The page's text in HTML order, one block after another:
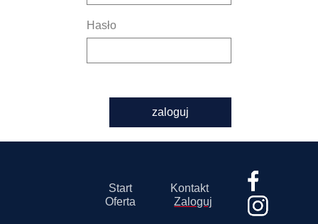
Hasło
zaloguj
Start
Kontakt
Oferta
Zaloguj